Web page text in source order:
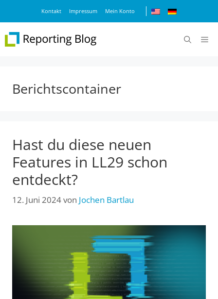
springen
Kontakt Impressum Mein Konto
Berichtscontainer
Hast du diese neuen
Features in LL29 schon
entdeckt?
12. Juni 2024von Jochen Bartlau